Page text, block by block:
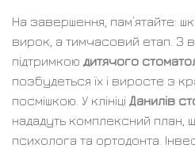
На завершення, пам’ятайте:
вирок, а тимчасовий етап. З
підтримкою дитячого
позбудеться їх і виросте з
посмішкою. У клініці Данилів
нададуть комплексний план,
психолога та ортодонта.